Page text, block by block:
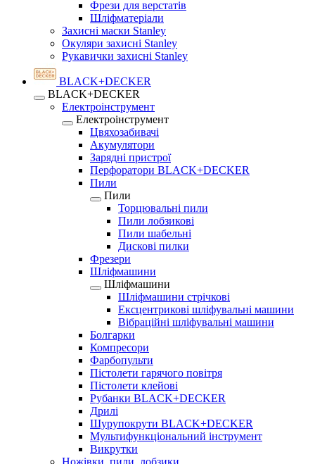
Фрези для верстатів
Шліфматеріали
Захисні маски Stanley
Окуляри захисні Stanley
Рукавички захисні Stanley
BLACK+DECKER
BLACK+DECKER
Електроінструмент
Електроінструмент
Цвяхозабивачі
Акумулятори
Зарядні пристрої
Перфоратори BLACK+DECKER
Пили
Пили
Торцювальні пили
Пили лобзикові
Пили шабельні
Дискові пилки
Фрезери
Шліфмашини
Шліфмашини
Шліфмашини стрічкові
Ексцентрикові шліфувальні машини
Вібраційні шліфувальні машини
Болгарки
Компресори
Фарбопульти
Пістолети гарячого повітря
Пістолети клейові
Рубанки BLACK+DECKER
Дрилі
Шурупокрути BLACK+DECKER
Мультифункціональний інструмент
Викрутки
Ножівки, пили, лобзики